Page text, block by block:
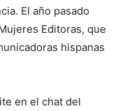
El año pasado
Editoras, que
hispanas
en el chat del